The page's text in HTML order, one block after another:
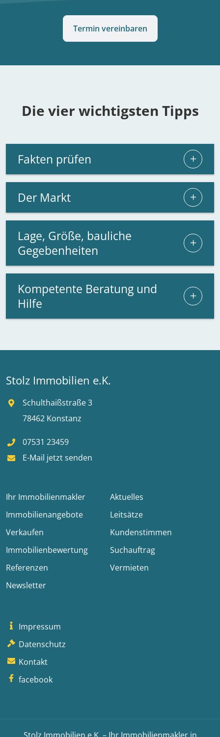
Termin vereinbaren
Die vier wichtigsten Tipps
Fakten prüfen
Der Markt
Lage, Größe, bauliche
Gegebenheiten
Kompetente Beratung und
Hilfe
Stolz Immobilien e.K.
Schulthaißstraße 3
78462 Konstanz
07531 23459
E-Mail jetzt senden
Ihr Immobilienmakler
Aktuelles
Immobilienangebote
Leitsätze
Verkaufen
Kundenstimmen
Immobilienbewertung
Suchauftrag
Referenzen
Vermieten
Newsletter
Impressum
Datenschutz
Kontakt
facebook